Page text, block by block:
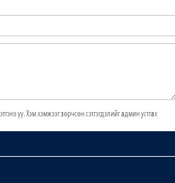
үү. Хэм хэмжээг зөрчсөн сэтгэгдэлийг админ устгах